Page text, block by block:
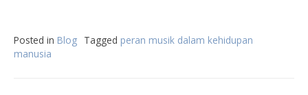
Posted in Blog Tagged peran musik dalam kehidupan
manusia